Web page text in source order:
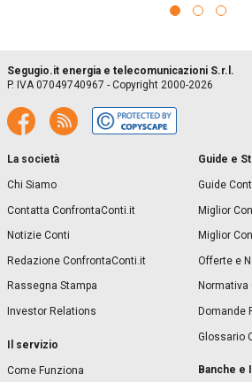
La società
Chi Siamo
Contatta ConfrontaConti.it
Notizie Conti
Redazione ConfrontaConti.it
Rassegna Stampa
Investor Relations
Il servizio
Come Funziona
Guide e
Guide
Miglior
Miglior
Offerte e
Normativa
Domande
Glossario
Banche e
Segugio.it energia e telecomunicazioni S.r.l.
P. IVA 07049740967 - Copyright 2000-2026